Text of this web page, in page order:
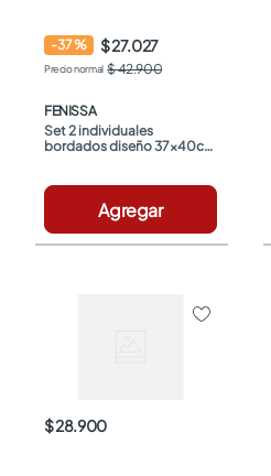
-37% $ 27.027
$ 42.900
FENISSA
Set 2 individuales
bordados diseño 37x40cm
Agregar
$ 28.900